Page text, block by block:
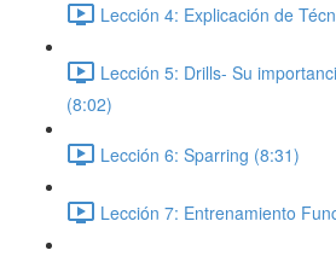
Lección 4: Explicación de
Lección 5: Drills- Su
(8:02)
Lección 6: Sparring (8:31)
Lección 7: Entrenamiento